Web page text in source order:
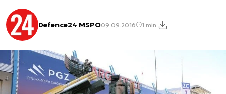
Defence24 MSPO09.09.2016 1 min.